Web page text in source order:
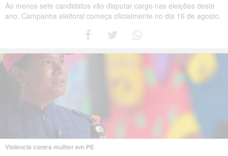
Ao menos sete candidatos vão disputar cargo nas eleições deste
ano. Campanha eleitoral começa oficialmente no dia 16 de agosto.
Violência contra mulher em PE